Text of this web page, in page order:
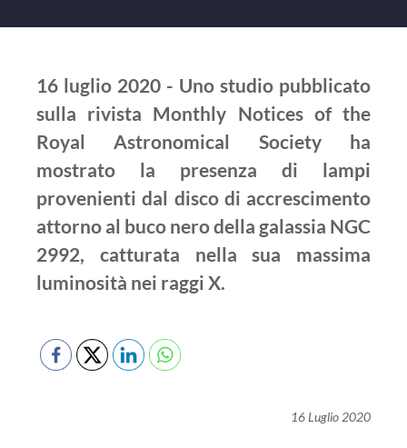
16 luglio 2020 - Uno studio pubblicato
sulla rivista Monthly Notices of the
Royal Astronomical Society ha
mostrato la presenza di lampi
provenienti dal disco di accrescimento
attorno al buco nero della galassia NGC
2992, catturata nella sua massima
luminosità nei raggi X.
16 Luglio 2020